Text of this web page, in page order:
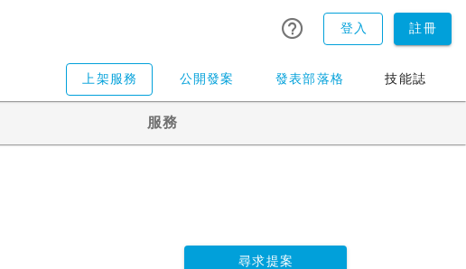
登入 註冊
上架服務 公開發案 發表部落格 技能誌
服務
尋求提案